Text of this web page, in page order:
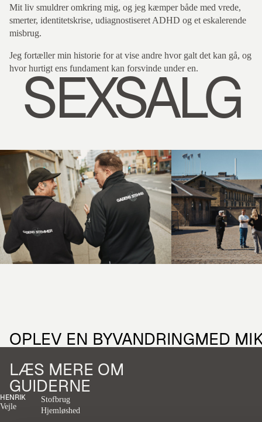
Mit liv smuldrer omkring mig, og jeg kæmper både med vrede,
smerter, identitetskrise, udiagnostiseret ADHD og et eskalerende
misbrug.
Jeg fortæller min historie for at vise andre hvor galt det kan gå, og
hvor hurtigt ens fundament kan forsvinde under en.
SEXSALG
OPLEV EN BYVANDRINGMED
LÆS MERE OM
GUIDERNE
HENRIK
Vejle
Stofbrug
Hjemløshed